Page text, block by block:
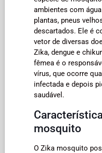
ambientes com
plantas, pneus
descartados. Ele é
vetor de diversas
Zika, dengue e
fêmea é o
vírus, que ocorre
infectada e depois
saudável.
mosquito
O Zika mosquito